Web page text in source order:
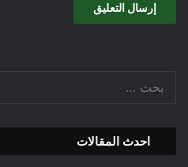
احدث المقالات